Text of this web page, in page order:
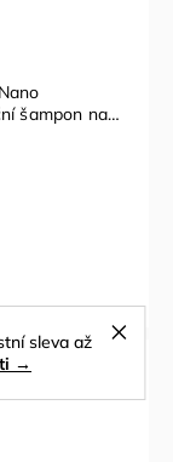
sleva až
→
šampon na